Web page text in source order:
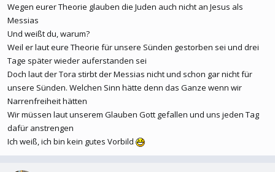
Wegen eurer Theorie glauben die Juden auch nicht an Jesus als
Messias
Und weißt du, warum?
Weil er laut eure Theorie für unsere Sünden gestorben sei und drei
Tage später wieder auferstanden sei
Doch laut der Tora stirbt der Messias nicht und schon gar nicht für
unsere Sünden. Welchen Sinn hätte denn das Ganze wenn wir
Narrenfreiheit hätten
Wir müssen laut unserem Glauben Gott gefallen und uns jeden Tag
dafür anstrengen
Ich weiß, ich bin kein gutes Vorbild